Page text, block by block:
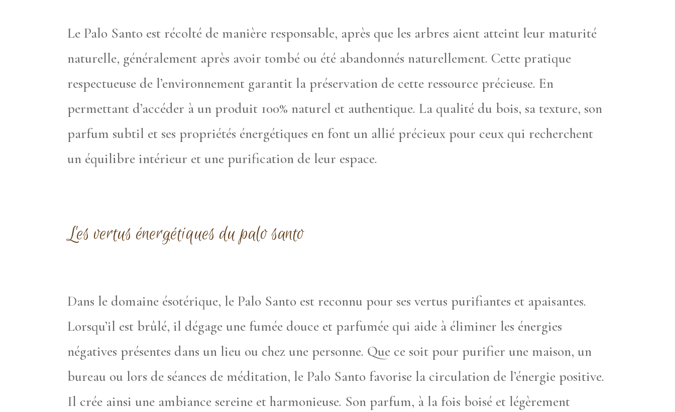
Le Palo Santo est récolté de manière responsable, après que les arbres aient atteint leur maturité
naturelle, généralement après avoir tombé ou été abandonnés naturellement. Cette pratique
respectueuse de l’environnement garantit la préservation de cette ressource précieuse. En
permettant d’accéder à un produit 100% naturel et authentique. La qualité du bois, sa texture, son
parfum subtil et ses propriétés énergétiques en font un allié précieux pour ceux qui recherchent
un équilibre intérieur et une purification de leur espace.
Les vertus énergétiques du palo santo
Dans le domaine ésotérique, le Palo Santo est reconnu pour ses vertus purifiantes et apaisantes.
Lorsqu’il est brûlé, il dégage une fumée douce et parfumée qui aide à éliminer les énergies
négatives présentes dans un lieu ou chez une personne. Que ce soit pour purifier une maison, un
bureau ou lors de séances de méditation, le Palo Santo favorise la circulation de l’énergie positive.
Il crée ainsi une ambiance sereine et harmonieuse. Son parfum, à la fois boisé et légèrement